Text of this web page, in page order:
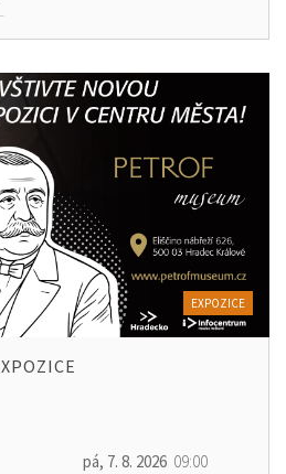
EXPOZICE
pá, 7. 8. 2026 09:00